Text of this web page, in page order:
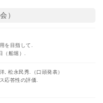
）
を目指して.
船堀）.
松永民秀.（口頭発表）
応答性の評価.